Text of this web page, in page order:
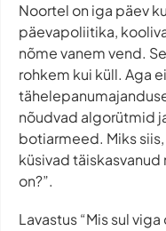
Noortel on iga päev
päevapoliitika,
nõme vanem vend.
rohkem kui küll. Aga
nõudvad algorütmid
botiarmeed. Miks
küsivad täiskasvanud
on?”.
Lavastus “Mis sul